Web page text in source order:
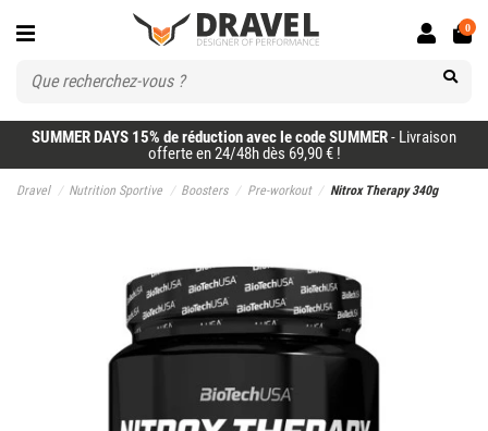
SUMMER DAYS 15% de réduction avec le code SUMMER- Livraison
offerte en 24/48h dès 69,90 € !
0
Dravel Nutrition Sportive Boosters Pre-workout Nitrox Therapy 340g